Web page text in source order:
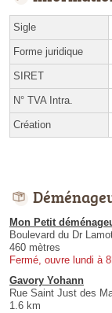
Sigle
Forme juridique
SIRET
N° TVA Intra.
Création
Mon Petit
Boulevard du Dr
460 mètres
Fermé, ouvre lundi à
Gavory Yohann
Rue Saint Just des
1.6 km